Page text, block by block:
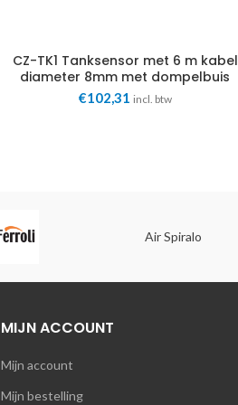
CZ-TK1 Tanksensor met 6 m kabel
diameter 8mm met dompelbuis
Panasonic
€102,31 incl. btw
Air Spiralo
MIJN ACCOUNT
Mijn account
Mijn bestelling